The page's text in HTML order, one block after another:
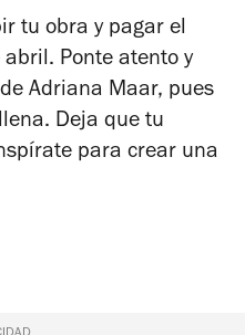
tu obra y pagar el
Ponte atento y
Adriana Maar, pues
Deja que tu
para crear una